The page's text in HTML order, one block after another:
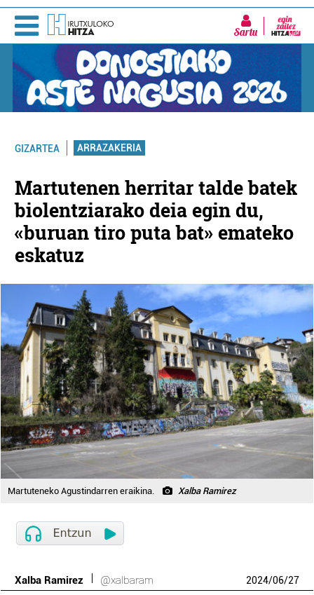
Sartu
GIZARTEA ARRAZAKERIA
Martutenen herritar talde batek
biolentziarako deia egin du,
«buruan tiro puta bat» emateko
eskatuz
Martuteneko Agustindarren eraikina. Xalba Ramirez
Xalba Ramirez @xalbaram 2024/06/27